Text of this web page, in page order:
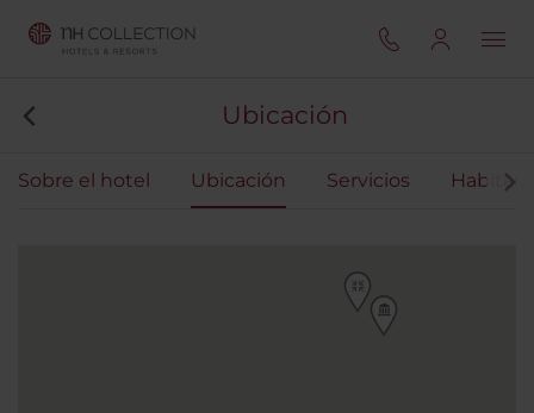
Ubicación
Sobre el hotel Ubicación Servicios